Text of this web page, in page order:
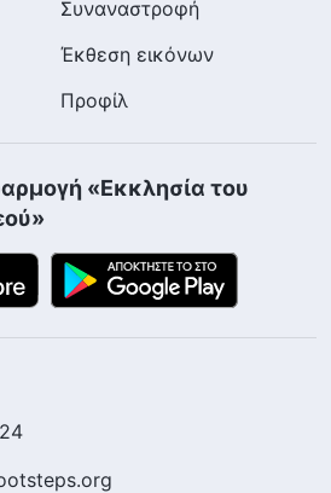
Συναναστροφή
Έκθεση εικόνων
Προφίλ
«Εκκλησία του